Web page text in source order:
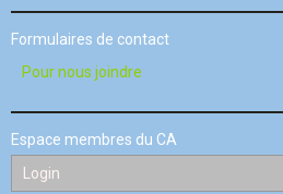
Formulaires de contact
Pour nous joindre
Espace membres du CA